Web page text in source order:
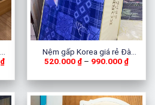
₫Khoảng
đến
2.500.000 ₫
Nệm gấp Korea giá rẻ Đà
Nẵng
520.000 ₫ – 990.000 ₫Khoảng
đến